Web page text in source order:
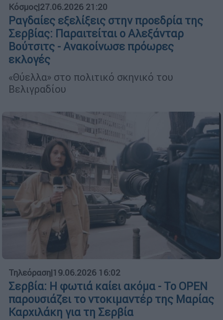
Κόσμος|27.06.2026 21:20
Ραγδαίες εξελίξεις στην προεδρία της
Σερβίας: Παραιτείται ο Αλεξάνταρ
Βούτσιτς - Ανακοίνωσε πρόωρες
εκλογές
«Θύελλα» στο πολιτικό σκηνικό του
Βελιγραδίου
Τηλεόραση|19.06.2026 16:02
Σερβία: Η φωτιά καίει ακόμα - Το OPEN
παρουσιάζει το ντοκιμαντέρ της Μαρίας
Καρχιλάκη για τη Σερβία